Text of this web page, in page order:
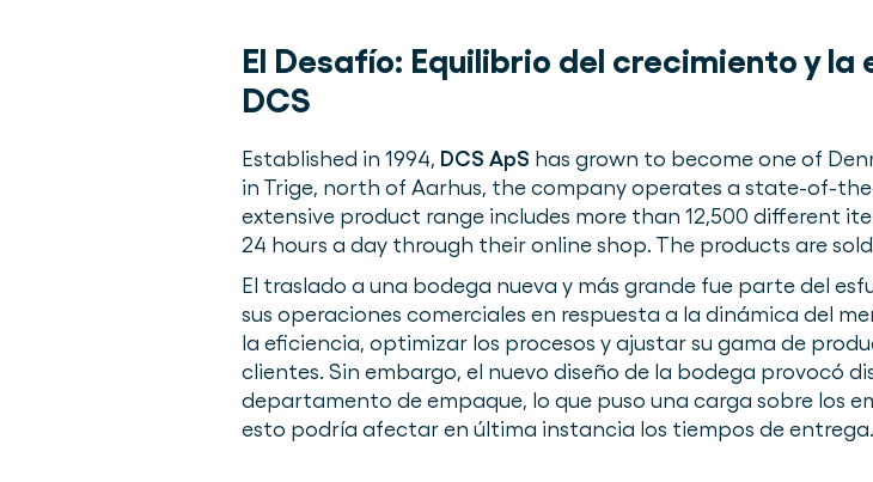
El Desafío: Equilibrio del crecimiento y
DCS
Established in 1994, DCS ApS has grown to become one of
in Trige, north of Aarhus, the company operates a state-of-
extensive product range includes more than 12,500 different
24 hours a day through their online shop. The products are
El traslado a una bodega nueva y más grande fue parte del
sus operaciones comerciales en respuesta a la dinámica del
la eficiencia, optimizar los procesos y ajustar su gama de
clientes. Sin embargo, el nuevo diseño de la bodega provocó
departamento de empaque, lo que puso una carga sobre los
esto podría afectar en última instancia los tiempos de entrega.